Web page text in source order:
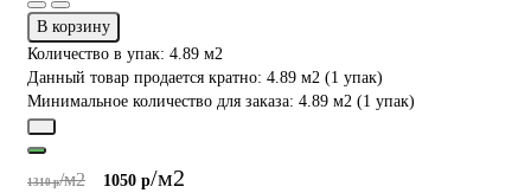
В корзину
Количество в упак: 4.89 м2
Данный товар продается кратно: 4.89 м2 (1 упак)
Минимальное количество для заказа: 4.89 м2 (1 упак)
1310 р/м2 1050 р/м2